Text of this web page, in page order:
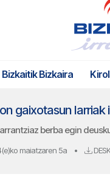
Bizkaitik Bizkaira
berba egin
maiatzaren 5a •